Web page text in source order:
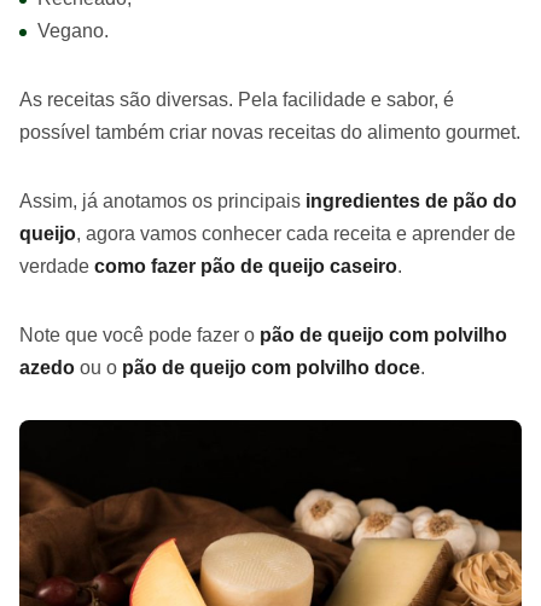
Vegano.
As receitas são diversas. Pela facilidade e sabor, é
possível também criar novas receitas do alimento gourmet.
Assim, já anotamos os principais ingredientes de pão do
queijo, agora vamos conhecer cada receita e aprender de
verdade como fazer pão de queijo caseiro.
Note que você pode fazer o pão de queijo com polvilho
azedo ou o pão de queijo com polvilho doce.